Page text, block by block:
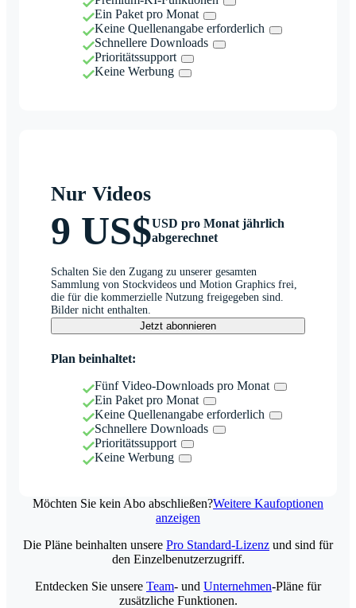
Ein Paket pro Monat
Keine Quellenangabe erforderlich
Schnellere Downloads
Prioritätssupport
Keine Werbung
Nur Videos
9 US$USD pro Monat jährlich
abgerechnet
Schalten Sie den Zugang zu unserer gesamten
Sammlung von Stockvideos und Motion Graphics frei,
die für die kommerzielle Nutzung freigegeben sind.
Bilder nicht enthalten.
Jetzt abonnieren
Plan beinhaltet:
Fünf Video-Downloads pro Monat
Ein Paket pro Monat
Keine Quellenangabe erforderlich
Schnellere Downloads
Prioritätssupport
Keine Werbung
Möchten Sie kein Abo abschließen?Weitere Kaufoptionen
anzeigen
Die Pläne beinhalten unsere Pro Standard-Lizenz und sind für
den Einzelbenutzerzugriff.
Entdecken Sie unsere Team- und Unternehmen-Pläne für
zusätzliche Funktionen.